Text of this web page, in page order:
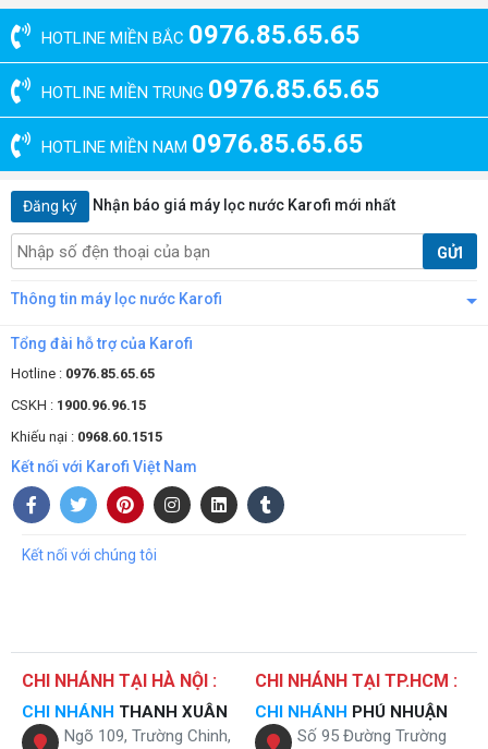
thiết bị xử lý nước sinh hoạt tiêu biểu cho quy mô vừa với số lượng từ
75 - 100 người.
Máy lọc nước đầu nguồn dòng này được ứng dụng rộng rãi phục vụ
nhu cầu của các cơ quan, khu dân cư, nhà trọ,.... Thiết bị sở hữu công
suất mạnh mẽ lên tới 15m3/ngày tương đương khả năng cung ứng
15.000l nước mỗi ngày, đảm bảo nguồn nước sinh hoạt sinh hoạt liên
tục và an toàn cho sử dụng.
Quy trình xử lý nước toàn diện
Là giải pháp hoàn hảo cho nguồn nước sinh hoạt máy lọc nước giếng
khoan công suất 15m3 xử lý hiệu quả các tạp chất gây hại, kim loại
Các quá trình xử lý đều được diễn ra trong cùng một cột lọc, cụ thể
như sau:
HOTLINE MIỀN BẮC 0976.85.65.65
HOTLINE MIỀN TRUNG 0976.85.65.65
HOTLINE MIỀN NAM 0976.85.65.65
Đăng ký Nhận báo giá máy lọc nước Karofi mới nhất
GỬI
Thông tin máy lọc nước Karofi
Tổng đài hỗ trợ của Karofi
Hotline : 0976.85.65.65
CSKH : 1900.96.96.15
Khiếu nại : 0968.60.1515
Kết nối với Karofi Việt Nam
Kết nối với chúng tôi
CHI NHÁNH TẠI HÀ NỘI :
CHI NHÁNH THANH XUÂN
Ngõ 109, Trường Chinh,
CHI NHÁNH TẠI TP.HCM :
CHI NHÁNH PHÚ NHUẬN
Số 95 Đường Trường